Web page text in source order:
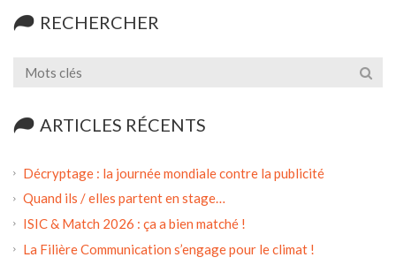
RECHERCHER
ARTICLES RÉCENTS
Décryptage : la journée mondiale contre la publicité
Quand ils / elles partent en stage…
ISIC & Match 2026 : ça a bien matché !
La Filière Communication s’engage pour le climat !